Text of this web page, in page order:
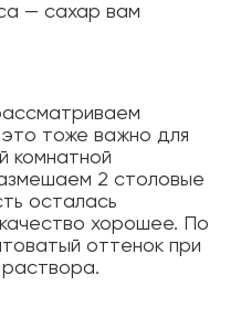
— сахар вам
тоже важно для
комнатной
2 столовые
осталась
хорошее. По
оттенок при